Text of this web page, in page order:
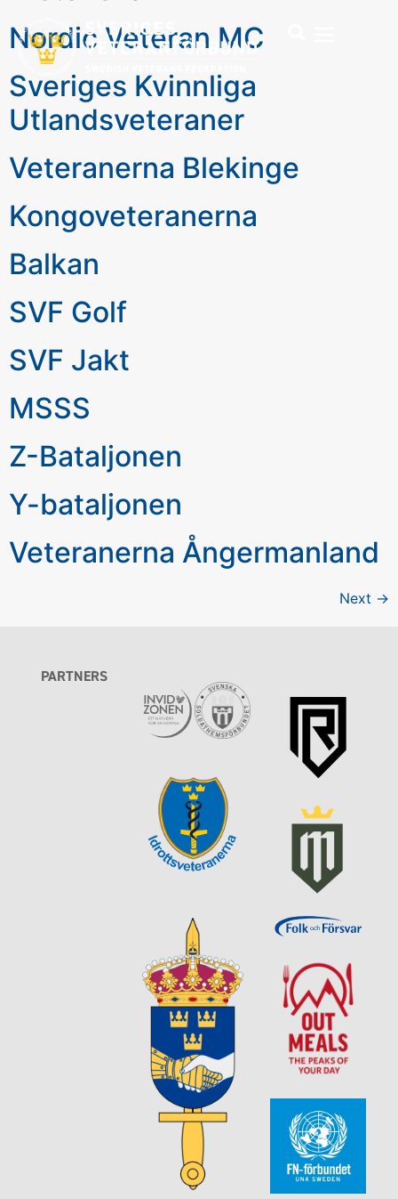
Nordic Veteran MC
Sveriges Kvinnliga
Utlandsveteraner
Veteranerna Blekinge
Kongoveteranerna
Balkan
SVF Golf
SVF Jakt
MSSS
Z-Bataljonen
Y-bataljonen
Veteranerna Ångermanland
Next →
PARTNERS